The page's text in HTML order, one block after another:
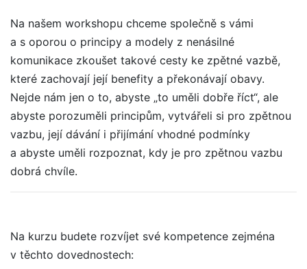
Na našem workshopu chceme společně s vámi
a s oporou o principy a modely z nenásilné
komunikace zkoušet takové cesty ke zpětné vazbě,
které zachovají její benefity a překonávají obavy.
Nejde nám jen o to, abyste „to uměli dobře říct“, ale
abyste porozuměli principům, vytvářeli si pro zpětnou
vazbu, její dávání i přijímání vhodné podmínky
a abyste uměli rozpoznat, kdy je pro zpětnou vazbu
dobrá chvíle.
Na kurzu budete rozvíjet své kompetence zejména
v těchto dovednostech: